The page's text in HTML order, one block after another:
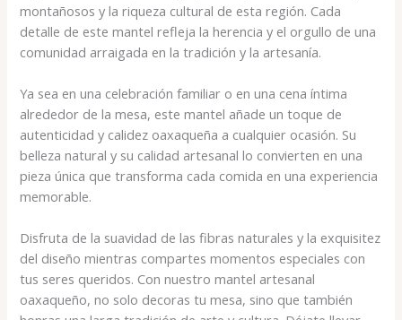
montañosos y la riqueza cultural de esta región. Cada
detalle de este mantel refleja la herencia y el orgullo de una
comunidad arraigada en la tradición y la artesanía.
Ya sea en una celebración familiar o en una cena íntima
alrededor de la mesa, este mantel añade un toque de
autenticidad y calidez oaxaqueña a cualquier ocasión. Su
belleza natural y su calidad artesanal lo convierten en una
pieza única que transforma cada comida en una experiencia
memorable.
Disfruta de la suavidad de las fibras naturales y la exquisitez
del diseño mientras compartes momentos especiales con
tus seres queridos. Con nuestro mantel artesanal
oaxaqueño, no solo decoras tu mesa, sino que también